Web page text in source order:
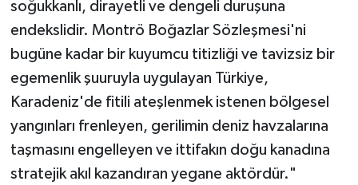
soğukkanlı, dirayetli ve dengeli duruşuna
endekslidir. Montrö Boğazlar Sözleşmesi'ni
bugüne kadar bir kuyumcu titizliği ve tavizsiz bir
egemenlik şuuruyla uygulayan Türkiye,
Karadeniz'de fitili ateşlenmek istenen bölgesel
yangınları frenleyen, gerilimin deniz havzalarına
taşmasını engelleyen ve ittifakın doğu kanadına
stratejik akıl kazandıran yegane aktördür."